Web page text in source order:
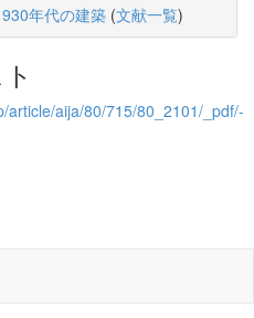
年代の建築 (文献一覧)
article/aija/80/715/80_2101/_pdf/-